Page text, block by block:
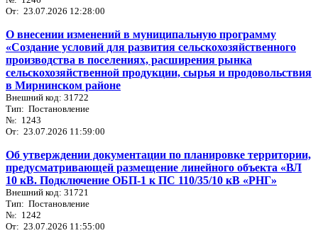
От: 23.07.2026 12:28:00
О внесении изменений в муниципальную программу
«Создание условий для развития сельскохозяйственного
производства в поселениях, расширения рынка
сельскохозяйственной продукции, сырья и продовольствия
в Мирнинском районе
Внешний код: 31722
Тип: Постановление
№: 1243
От: 23.07.2026 11:59:00
Об утверждении документации по планировке территории,
предусматривающей размещение линейного объекта «ВЛ
10 кВ. Подключение ОБП-1 к ПС 110/35/10 кВ «РНГ»
Внешний код: 31721
Тип: Постановление
№: 1242
От: 23.07.2026 11:55:00